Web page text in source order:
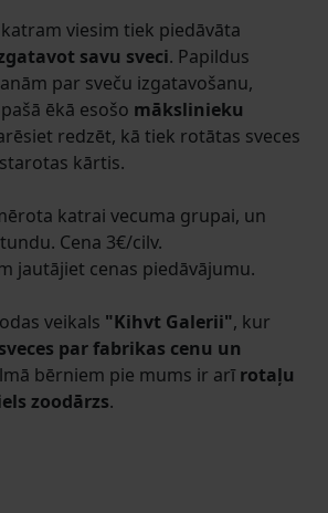
viesim tiek piedāvāta
savu sveci. Papildus
par sveču izgatavošanu,
ēkā esošo mākslinieku
redzēt, kā tiek rotātas sveces
kārtis.
katrai vecuma grupai, un
Cena 3€/cilv.
jautājiet cenas piedāvājumu.
veikals "Kihvt Galerii", kur
sveces par fabrikas cenu un
bērniem pie mums ir arīrotaļu
zoodārzs.